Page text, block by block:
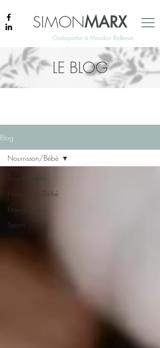
SIMONMARX
Ostéopathe à Meudon Bellevue
LE BLOG
Blog
Tous les posts
Nourrisson/Bébé
Enseignement
Sports
Nourrisson/Bébé